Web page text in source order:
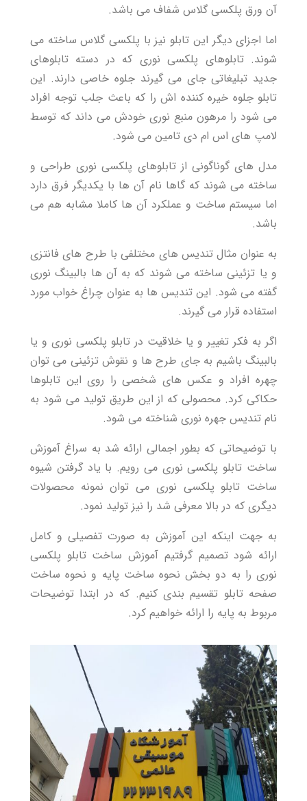
آن ورق پلکسی گلاس شفاف می باشد.
اما اجزای دیگر این تابلو نیز با پلکسی گلاس ساخته می
شوند. تابلوهای پلکسی نوری که در دسته تابلوهای
جدید تبلیغاتی جای می گیرند جلوه خاصی دارند. این
تابلو جلوه خیره کننده اش را که باعث جلب توجه افراد
می شود را مرهون منبع نوری خودش می داند که توسط
لامپ های اس ام دی تامین می شود.
مدل های گوناگونی از تابلوهای پلکسی نوری طراحی و
ساخته می شوند که گاها نام آن ها با یکدیگر فرق دارد
اما سیستم ساخت و عملکرد آن ها کاملا مشابه هم می
باشد.
به عنوان مثال تندیس های مختلفی با طرح های فانتزی
و یا تزئینی ساخته می شوند که به آن ها بالبینگ نوری
گفته می شود. این تندیس ها به عنوان چراغ خواب مورد
استفاده قرار می گیرند.
اگر به فکر تغییر و یا خلاقیت در تابلو پلکسی نوری و یا
بالبینگ باشیم به جای طرح ها و نقوش تزئینی می توان
چهره افراد و عکس های شخصی را روی این تابلوها
حکاکی کرد. محصولی که از این طریق تولید می شود به
نام تندیس جهره نوری شناخته می شود.
با توضیحاتی که بطور اجمالی ارائه شد به سراغ آموزش
ساخت تابلو پلکسی نوری می رویم. با یاد گرفتن شیوه
ساخت تابلو پلکسی نوری می توان نمونه محصولات
دیگری که در بالا معرفی شد را نیز تولید نمود.
به جهت اینکه این آموزش به صورت تفصیلی و کامل
ارائه شود تصمیم گرفتیم آموزش ساخت تابلو پلکسی
نوری را به دو بخش نحوه ساخت پایه و نحوه ساخت
صفحه تابلو تقسیم بندی کنیم. که در ابتدا توضیحات
مربوط به پایه را ارائه خواهیم کرد.